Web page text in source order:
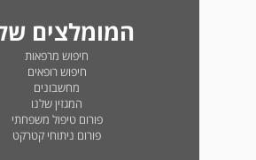
המומלצים
חיפוש מרפאות
חיפוש רופאים
מחשבונים
המגזין שלנו
פורום טיפול משפחתי
פורום ניתוחי קטרקט